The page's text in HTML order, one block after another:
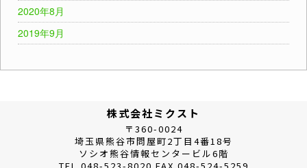
2020年8月
2019年9月
株式会社ミクスト
〒360-0024
埼玉県熊谷市問屋町2丁目4番18号
ソシオ熊谷情報センタービル6階